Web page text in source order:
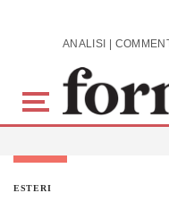
Skip to main content
ESTERI